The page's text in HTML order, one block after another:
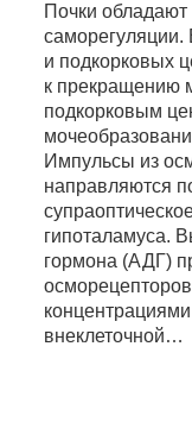
Почки
и подкорковых
к прекращению
подкорковым
Импульсы из
направляются
гипоталамуса.
гормона (АДГ)
внеклеточной…